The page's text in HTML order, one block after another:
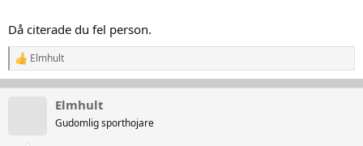
Då citerade du fel person.
R
e
a
Elmhult
Elmhult
Gudomlig sporthojare